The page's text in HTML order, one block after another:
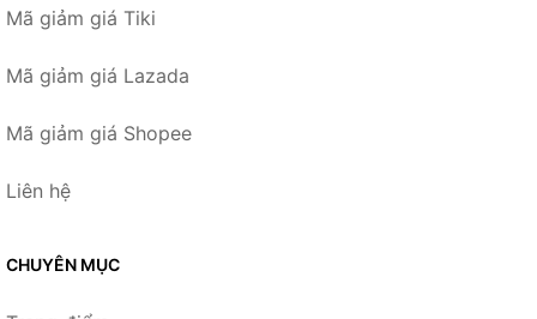
Mã giảm giá Tiki
Mã giảm giá Lazada
Mã giảm giá Shopee
Liên hệ
CHUYÊN MỤC